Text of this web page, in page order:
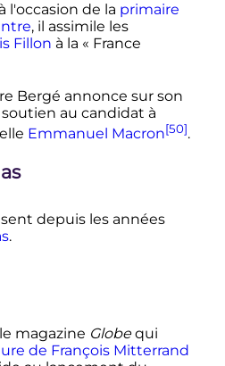
l'occasion de la primaire
, il assimile les
Fillon à la « France
Bergé annonce sur son
au candidat à
Emmanuel Macron[50].
depuis les années
.
magazine Globequi
de François Mitterrand